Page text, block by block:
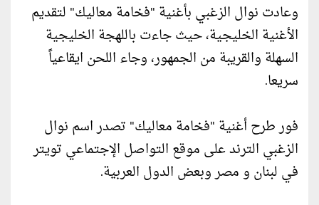
وعادت نوال الزغبي بأغنية "فخامة معاليك" لتقديم
الأغنية الخليجية، حيث جاءت باللهجة الخليجية
السهلة والقريبة من الجمهور، وجاء اللحن ايقاعياً
سريعا.
فور طرح أغنية "فخامة معاليك" تصدر اسم نوال
الزغبي الترند على موقع التواصل الإجتماعي تويتر
في لبنان و مصر وبعض الدول العربية.